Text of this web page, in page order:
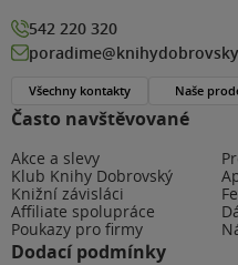
Často navštěvované
Akce a slevy
Klub Knihy Dobrovský
Knižní závisláci
Affiliate spolupráce
Poukazy pro firmy
Dodací podmínky
542 220 320
Všechny kontakty Naše